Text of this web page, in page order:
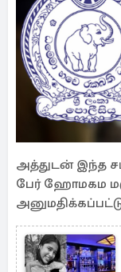
அத்துடன் இந்த
பேர் ஹோமகம